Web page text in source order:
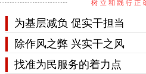
为基层减负 促实干担当
除作风之弊 兴实干之风
找准为民服务的着力点